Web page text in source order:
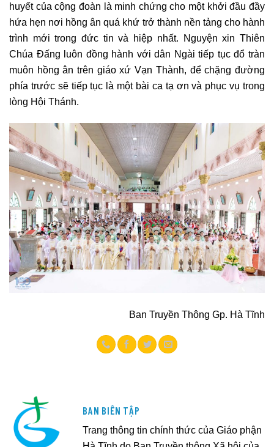
huyết của cộng đoàn là minh chứng cho một khởi đầu đầy
hứa hẹn nơi hồng ân quá khứ trở thành nền tảng cho hành
trình mới trong đức tin và hiệp nhất. Nguyện xin Thiên
Chúa Đấng luôn đồng hành với dân Ngài tiếp tục đổ tràn
muôn hồng ân trên giáo xứ Vạn Thành, để chặng đường
phía trước sẽ tiếp tục là một bài ca tạ ơn và phục vụ trong
lòng Hội Thánh.
Ban Truyền Thông Gp. Hà Tĩnh
BAN BIÊN TẬP
Trang thông tin chính thức của Giáo phận